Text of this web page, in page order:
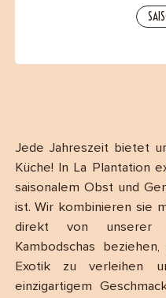
Jede Jahreszeit bietet
Küche! In La Plantation
saisonalem Obst und
ist. Wir kombinieren sie
direkt von unserer
Kambodschas
Exotik zu verleihen
einzigartigem